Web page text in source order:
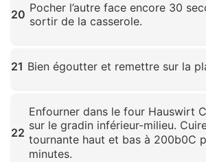
20 Pocher l’autre face encore 30
sortir de la casserole.
21 Bien égoutter et remettre sur la
22
Enfourner dans le four Hauswirt
sur le gradin inférieur-milieu.
tournante haut et bas à 200 b0C
minutes.